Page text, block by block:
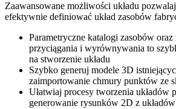
Zaawansowane możliwości układu
efektywnie definiować układ zasobów
Parametryczne katalogi zasobów
przyciągania i wyrównywania to
na stworzenie układu
Szybko generuj modele 3D
zaimportowanie chmury punktów ze
Ułatwiaj procesy tworzenia układów
generowanie rysunków 2D z